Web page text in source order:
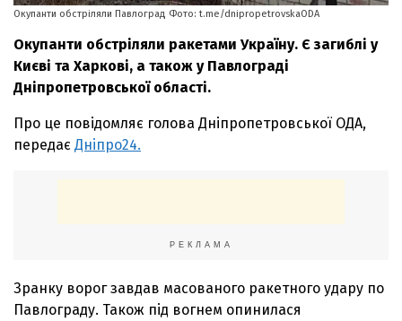
Окупанти обстріляли Павлоград Фото: t.me/dnipropetrovskaODA
Окупанти обстріляли ракетами Україну. Є загиблі у
Києві та Харкові, а також у Павлограді
Дніпропетровської області.
Про це повідомляє голова Дніпропетровської ОДА,
передає Дніпро24.
РЕКЛАМА
Зранку ворог завдав масованого ракетного удару по
Павлограду. Також під вогнем опинилася